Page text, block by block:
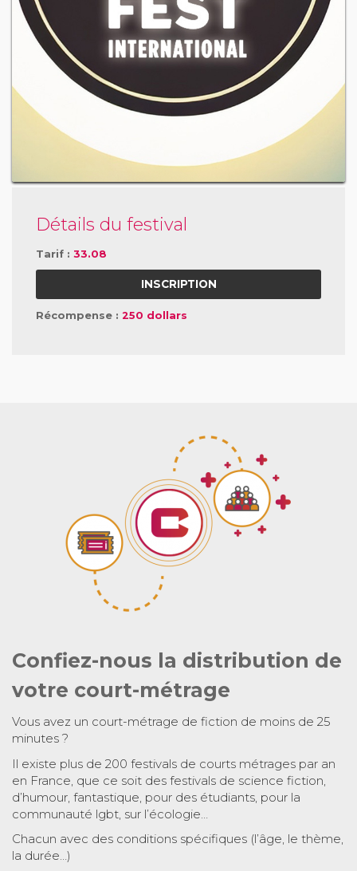
Détails du festival
Tarif : 33.08
INSCRIPTION
Récompense : 250 dollars
Confiez-nous la distribution de
votre court-métrage
Vous avez un court-métrage de fiction de moins de 25
minutes ?
Il existe plus de 200 festivals de courts métrages par an
en France, que ce soit des festivals de science fiction,
d’humour, fantastique, pour des étudiants, pour la
communauté lgbt, sur l’écologie…
Chacun avec des conditions spécifiques (l’âge, le thème,
la durée…)